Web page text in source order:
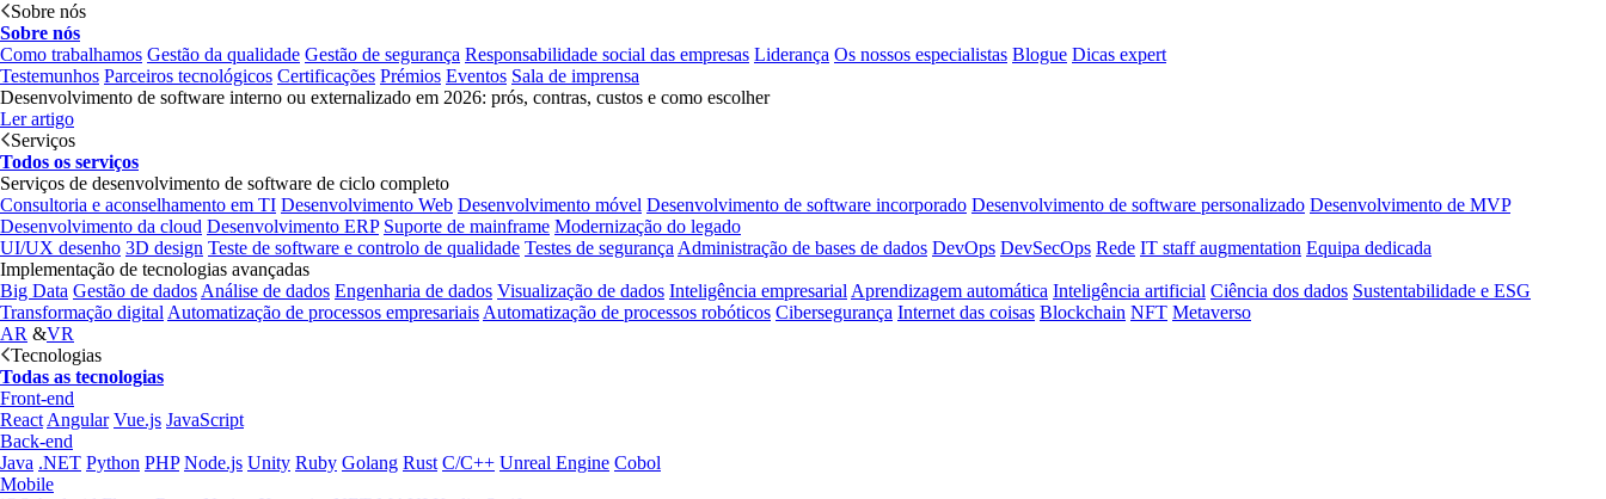
Sobre nós
Sobre nós
Como trabalhamos Gestão da qualidade Gestão de segurança Responsabilidade social das empresas Liderança Os nossos especialistas Blogue Dicas expert
Testemunhos Parceiros tecnológicos Certificações Prémios Eventos Sala de imprensa
Desenvolvimento de software interno ou externalizado em 2026: prós, contras, custos e como escolher
Ler artigo
Serviços
Todos os serviços
Serviços de desenvolvimento de software de ciclo completo
Consultoria e aconselhamento em TI Desenvolvimento Web Desenvolvimento móvel Desenvolvimento de software incorporado Desenvolvimento de software personalizado Desenvolvimento de MVP
Desenvolvimento da cloud Desenvolvimento ERP Suporte de mainframe Modernização do legado
UI/UX desenho 3D design Teste de software e controlo de qualidade Testes de segurança Administração de bases de dados DevOps DevSecOps Rede IT staff augmentation Equipa dedicada
Implementação de tecnologias avançadas
Big Data Gestão de dados Análise de dados Engenharia de dados Visualização de dados Inteligência empresarial Aprendizagem automática Inteligência artificial Ciência dos dados Sustentabilidade e ESG
Transformação digital Automatização de processos empresariais Automatização de processos robóticos Cibersegurança Internet das coisas Blockchain NFT Metaverso
AR &VR
Tecnologias
Todas as tecnologias
Front-end
React Angular Vue.js JavaScript
Back-end
Java .NET Python PHP Node.js Unity Ruby Golang Rust C/C++ Unreal Engine Cobol
Mobile